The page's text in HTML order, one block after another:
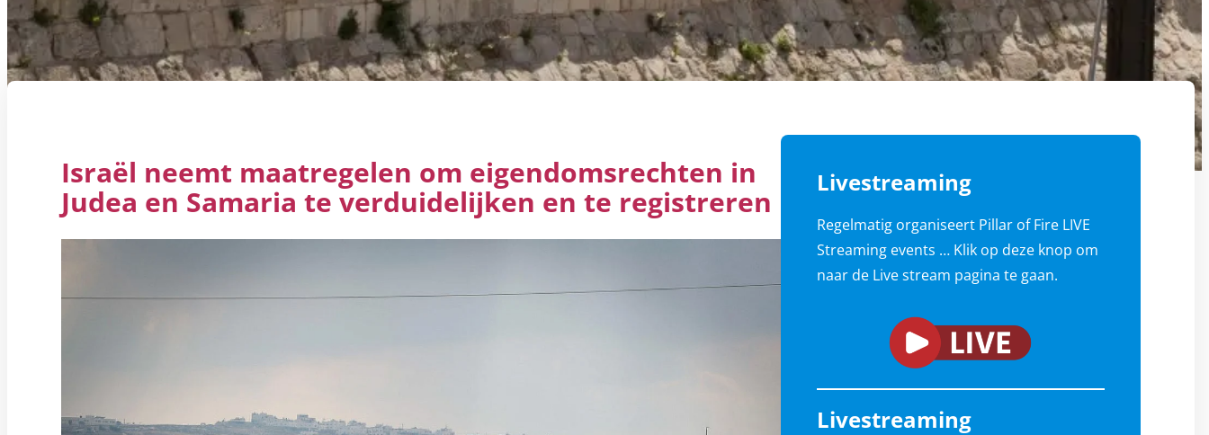
Israël neemt maatregelen om eigendomsrechten in
Judea en Samaria te verduidelijken en te registreren
Livestreaming
Regelmatig organiseert Pillar of Fire LIVE
Streaming events … Klik op deze knop om
naar de Live stream pagina te gaan.
Livestreaming